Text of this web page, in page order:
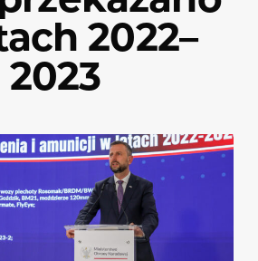
2022–
2023